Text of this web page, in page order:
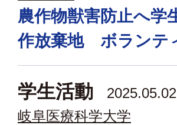
農作物獣害防止へ
作放棄地 ボランテ
学生活動
2025.05.02
岐阜医療科学大学